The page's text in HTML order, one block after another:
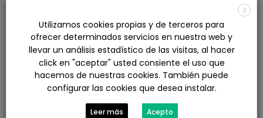
julio 2026
junio 2026
mayo 2026
abril 2026
marzo 2026
febrero 2026
X
Utilizamos cookies propias y de terceros para
ofrecer determinados servicios en nuestra web y
llevar un análisis estadístico de las visitas, al hacer
click en "aceptar" usted consiente el uso que
hacemos de nuestras cookies. También puede
configurar las cookies que desea instalar.
Leer más Acepto